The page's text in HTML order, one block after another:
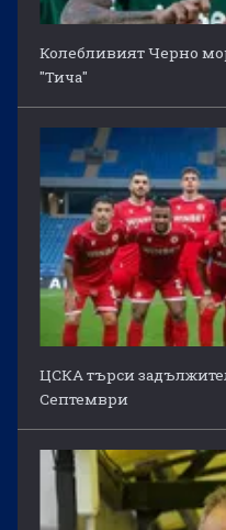
Колебливият Черно
"Тича"
ЦСКА търси
Септември